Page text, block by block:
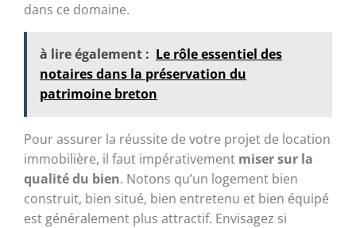
dans ce domaine.
à lire également : Le rôle essentiel des
notaires dans la préservation du
patrimoine breton
Pour assurer la réussite de votre projet de location
immobilière, il faut impérativement miser sur la
qualité du bien. Notons qu’un logement bien
construit, bien situé, bien entretenu et bien équipé
est généralement plus attractif. Envisagez si